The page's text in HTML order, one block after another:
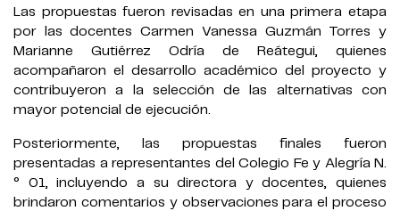
Las propuestas fueron revisadas en una primera etapa
por las docentes Carmen Vanessa Guzmán Torres y
Marianne Gutiérrez Odría de Reátegui, quienes
acompañaron el desarrollo académico del proyecto y
contribuyeron a la selección de las alternativas con
mayor potencial de ejecución.
Posteriormente, las propuestas finales fueron
presentadas a representantes del Colegio Fe y Alegría N.
° 01, incluyendo a su directora y docentes, quienes
brindaron comentarios y observaciones para el proceso